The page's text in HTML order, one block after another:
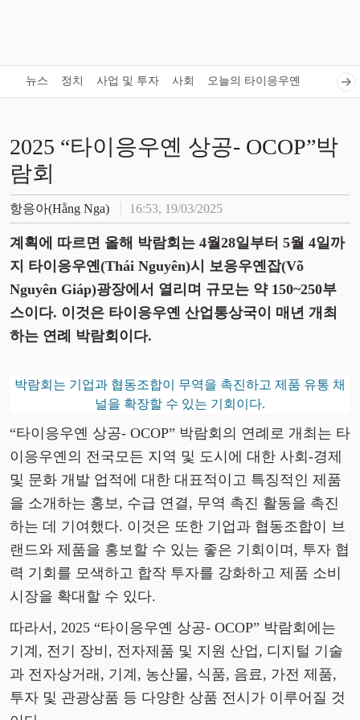
뉴스 정치 사업 및 투자 사회 오늘의 타이응우옌
2025 “타이응우옌 상공- OCOP”박
람회
항응아(Hằng Nga) 16:53, 19/03/2025
계획에 따르면 올해 박람회는 4월28일부터 5월 4일까
지 타이응우옌(Thái Nguyên)시 보응우옌잡(Võ
Nguyên Giáp)광장에서 열리며 규모는 약 150~250부
스이다. 이것은 타이응우옌 산업통상국이 매년 개최
하는 연례 박람회이다.
박람회는 기업과 협동조합이 무역을 촉진하고 제품 유통 채
널을 확장할 수 있는 기회이다.
“타이응우옌 상공- OCOP” 박람회의 연례로 개최는 타
이응우옌의 전국모든 지역 및 도시에 대한 사회-경제
및 문화 개발 업적에 대한 대표적이고 특징적인 제품
을 소개하는 홍보, 수급 연결, 무역 촉진 활동을 촉진
하는 데 기여했다. 이것은 또한 기업과 협동조합이 브
랜드와 제품을 홍보할 수 있는 좋은 기회이며, 투자 협
력 기회를 모색하고 합작 투자를 강화하고 제품 소비
시장을 확대할 수 있다.
따라서, 2025 “타이응우옌 상공- OCOP” 박람회에는
기계, 전기 장비, 전자제품 및 지원 산업, 디지털 기술
과 전자상거래, 기계, 농산물, 식품, 음료, 가전 제품,
투자 및 관광상품 등 다양한 상품 전시가 이루어질 것